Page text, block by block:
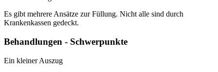
Es gibt mehrere Ansätze zur Füllung. Nicht alle sind durch
Krankenkassen gedeckt.
Behandlungen - Schwerpunkte
Ein kleiner Auszug